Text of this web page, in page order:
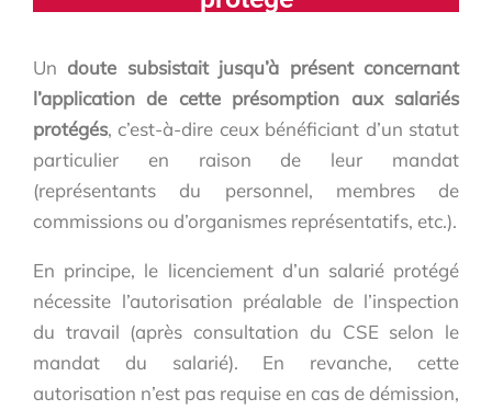
Un doute subsistait jusqu’à présent concernant
l’application de cette présomption aux salariés
protégés, c’est-à-dire ceux bénéficiant d’un statut
particulier en raison de leur mandat
(représentants du personnel, membres de
commissions ou d’organismes représentatifs, etc.).
En principe, le licenciement d’un salarié protégé
nécessite l’autorisation préalable de l’inspection
du travail (après consultation du CSE selon le
mandat du salarié). En revanche, cette
autorisation n’est pas requise en cas de démission,